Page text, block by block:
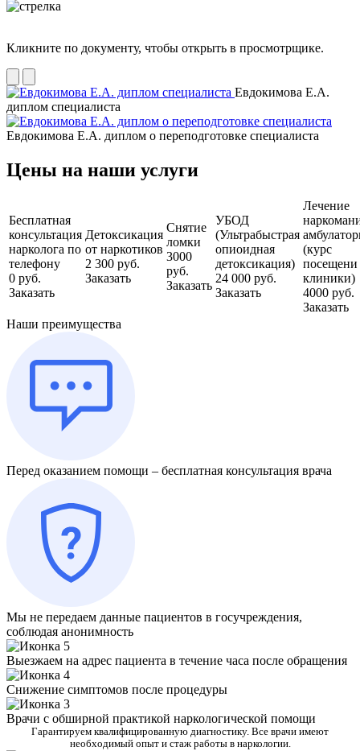
Кликните по документу, чтобы открыть в просмотрщике.
Евдокимова Е.А.
диплом специалиста
Евдокимова Е.А. диплом о переподготовке специалиста
Цены на наши услуги
Бесплатная
консультация
нарколога по
телефону
0 руб.
Заказать
Детоксикация
от наркотиков
2 300 руб.
Заказать
Снятие
ломки
3000
руб.
Заказать
УБОД
(Ультрабыстрая
опиоидная
детоксикация)
24 000 руб.
Заказать
Лечение
(курс
посещени
клиники)
4000 руб.
Заказать
Наши преимущества
Перед оказанием помощи – бесплатная консультация врача
Мы не передаем данные пациентов в госучреждения,
соблюдая анонимность
Выезжаем на адрес пациента в течение часа после обращения
Снижение симптомов после процедуры
Врачи с обширной практикой наркологической помощи
Гарантируем квалифицированную диагностику. Все врачи имеют
необходимый опыт и стаж работы в наркологии.